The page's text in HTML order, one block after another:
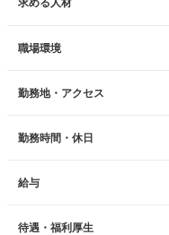
求める人材
職場環境
勤務地・アクセス
勤務時間・休日
給与
待遇・福利厚生